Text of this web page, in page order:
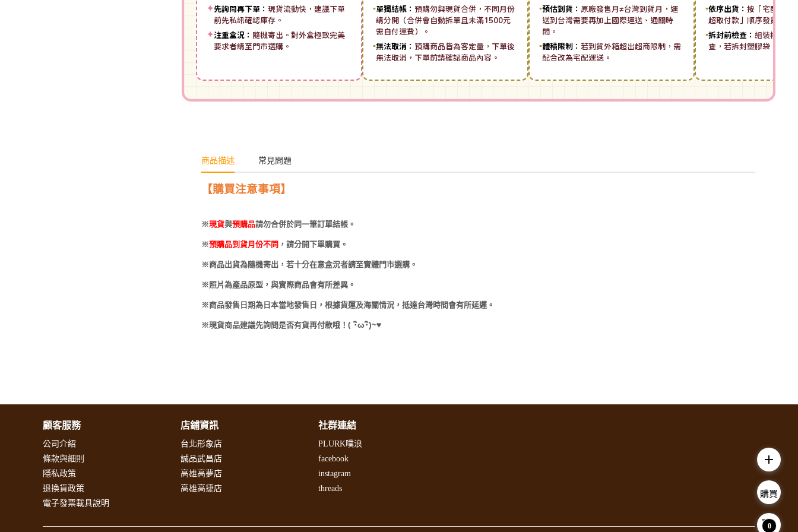
✦先詢問再下單： 現貨流動快，建議下單
前先私訊確認庫存。
✦注重盒況： 隨機寄出。對外盒極致完美
要求者請至門市選購。
▪單獨結帳： 預購勿與現貨合併，不同月份
請分開（合併會自動拆單且未滿1500元
需自付運費）。
▪無法取消： 預購商品皆為客定量，下單後
無法取消，下單前請確認商品內容。
▪預估到貨： 原廠發售月≠台灣到貨月，運
送到台灣需要再加上國際運送、通關時
間。
▪體積限制： 若到貨外箱超出超商限制，需
配合改為宅配運送。
▪依序出貨： 按「宅配先
超取付款」順序發貨。
▪拆封前檢查： 組裝模型板
查，若拆封塑膠袋，恕無
商品描述 常見問題
【購買注意事項】
※現貨與預購品請勿合併於同一筆訂單結帳。
※預購品到貨月份不同 ，請分開下單購買。
※商品出貨為隨機寄出，若十分在意盒況者請至實體門市選購。
※照片為產品原型，與實際商品會有所差異。
※商品發售日期為日本當地發售日，根據貨運及海關情況，抵達台灣時間會有所延遲。
※現貨商品建議先詢問是否有貨再付款哦！(･ω･)~♥
顧客服務
公司介紹
條款與細則
隱私政策
退換貨政策
電子發票載具說明
店鋪資訊
台北形象店
誠品武昌店
高雄高夢店
高雄高捷店
社群連結
PLURK噗浪
facebook
instagram
threads
add
購買
0